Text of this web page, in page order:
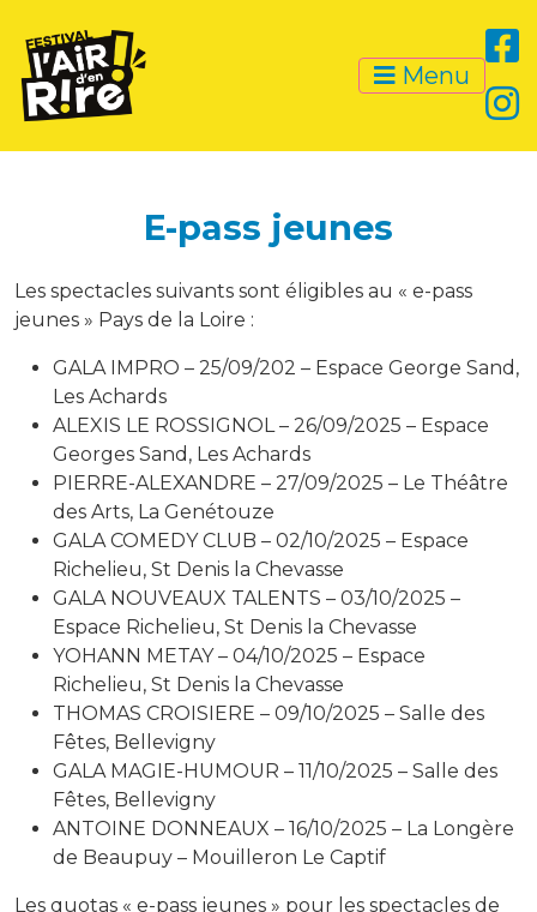
Menu
E-pass jeunes
Les spectacles suivants sont éligibles au « e-pass
jeunes » Pays de la Loire :
GALA IMPRO – 25/09/202 – Espace George Sand,
Les Achards
ALEXIS LE ROSSIGNOL – 26/09/2025 – Espace
Georges Sand, Les Achards
PIERRE-ALEXANDRE – 27/09/2025 – Le Théâtre
des Arts, La Genétouze
GALA COMEDY CLUB – 02/10/2025 – Espace
Richelieu, St Denis la Chevasse
GALA NOUVEAUX TALENTS – 03/10/2025 –
Espace Richelieu, St Denis la Chevasse
YOHANN METAY – 04/10/2025 – Espace
Richelieu, St Denis la Chevasse
THOMAS CROISIERE – 09/10/2025 – Salle des
Fêtes, Bellevigny
GALA MAGIE-HUMOUR – 11/10/2025 – Salle des
Fêtes, Bellevigny
ANTOINE DONNEAUX – 16/10/2025 – La Longère
de Beaupuy – Mouilleron Le Captif
Les quotas « e-pass jeunes » pour les spectacles de